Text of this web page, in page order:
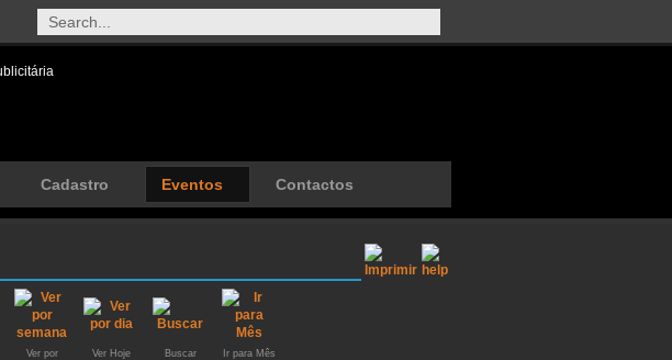
Cadastro Eventos Contactos
Ver por
Ver Hoje Buscar Ir para Mês